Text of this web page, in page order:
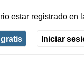
estar registradoen
Iniciar